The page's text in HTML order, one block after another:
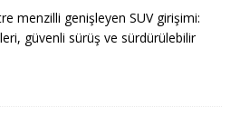
menzilli genişleyen SUV girişimi:
güvenli sürüş ve sürdürülebilir